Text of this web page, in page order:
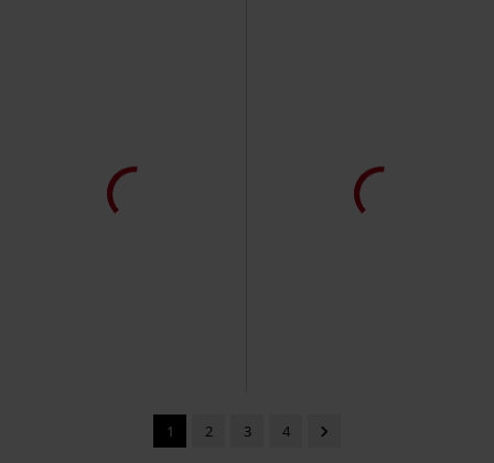
1 2 3 4